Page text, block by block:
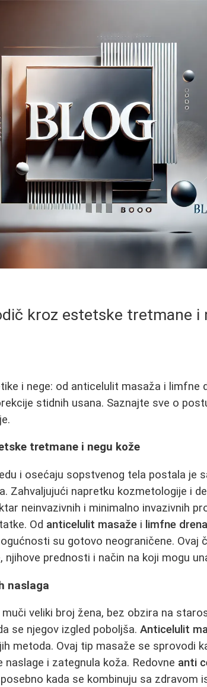
kroz estetske tretmane i
i nege: od anticelulit masaža i limfne
stidnih usana. Saznajte sve o
tretmane i negu kože
i osećaju sopstvenog tela postala je
Zahvaljujući napretku kozmetologije i
neinvazivnih i minimalno invazivnih
Od anticelulit masaže i limfne
su gotovo neograničene. Ovaj
prednosti i način na koji mogu
naslaga
veliki broj žena, bez obzira na
se njegov izgled poboljša.Anticelulit
metoda. Ovaj tip masaže se sprovodi
i zategnula koža. Redovne anti
kada se kombinuju sa zdravom